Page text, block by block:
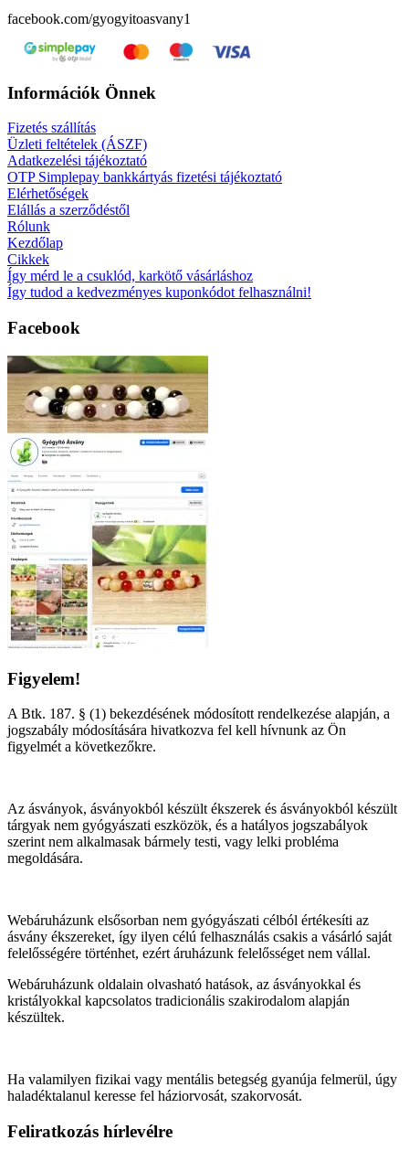
facebook.com/gyogyitoasvany1
Információk Önnek
Fizetés szállítás
Üzleti feltételek (ÁSZF)
Adatkezelési tájékoztató
OTP Simplepay bankkártyás fizetési tájékoztató
Elérhetőségek
Elállás a szerződéstől
Rólunk
Kezdőlap
Cikkek
Így mérd le a csuklód, karkötő vásárláshoz
Így tudod a kedvezményes kuponkódot felhasználni!
Facebook
Figyelem!
A Btk. 187. § (1) bekezdésének módosított rendelkezése alapján, a
jogszabály módosítására hivatkozva fel kell hívnunk az Ön
figyelmét a következőkre.
Az ásványok, ásványokból készült ékszerek és ásványokból készült
tárgyak nem gyógyászati eszközök, és a hatályos jogszabályok
szerint nem alkalmasak bármely testi, vagy lelki probléma
megoldására.
Webáruházunk elsősorban nem gyógyászati célból értékesíti az
ásvány ékszereket, így ilyen célú felhasználás csakis a vásárló saját
felelősségére történhet, ezért áruházunk felelősséget nem vállal.
Webáruházunk oldalain olvasható hatások, az ásványokkal és
kristályokkal kapcsolatos tradicionális szakirodalom alapján
készültek.
Ha valamilyen fizikai vagy mentális betegség gyanúja felmerül, úgy
haladéktalanul keresse fel háziorvosát, szakorvosát.
Feliratkozás hírlevélre